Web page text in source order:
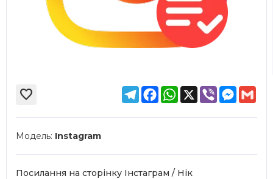
 TelegramFacebookWhatsApp
X Viber
Модель: Instagram
Посилання на сторінку Інстаграм / Нік